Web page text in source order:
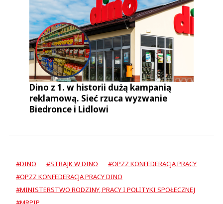
Dino z 1. w historii dużą kampanią
reklamową. Sieć rzuca wyzwanie
Biedronce i Lidlowi
#DINO #STRAJK W DINO
#OPZZ KONFEDERACJA PRACY
#OPZZ KONFEDERACJA PRACY DINO
#MINISTERSTWO RODZINY, PRACY I POLITYKI SPOŁECZNEJ